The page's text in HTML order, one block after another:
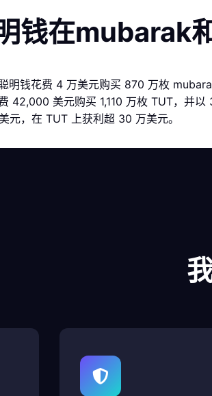
钱在mubarak
明钱花费 4 万美元购买 870 万枚
42,000 美元购买 1,110 万枚 TUT，并
元，在 TUT 上获利超 30 万美元。